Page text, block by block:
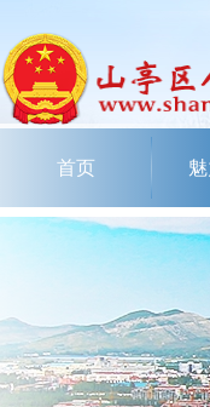
首页